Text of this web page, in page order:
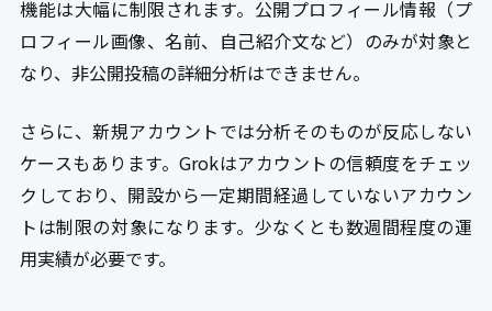
機能は大幅に制限されます。公開プロフィール情報（プ
ロフィール画像、名前、自己紹介文など）のみが対象と
なり、非公開投稿の詳細分析はできません。
さらに、新規アカウントでは分析そのものが反応しない
ケースもあります。Grokはアカウントの信頼度をチェッ
クしており、開設から一定期間経過していないアカウン
トは制限の対象になります。少なくとも数週間程度の運
用実績が必要です。